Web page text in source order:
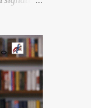
de La
« Le
».
ou la
pas